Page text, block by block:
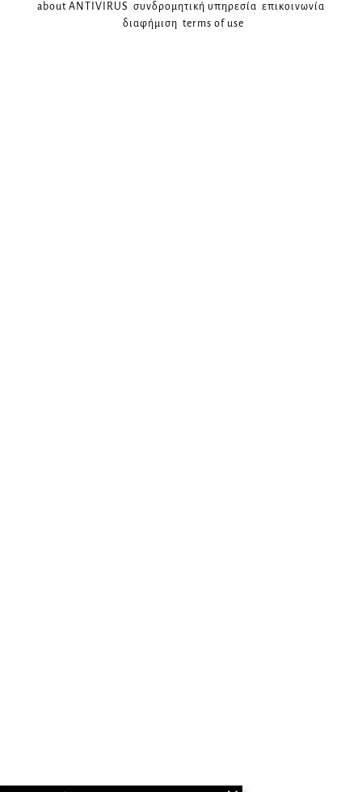
about ANTIVIRUS συνδρομητική υπηρεσία επικοινωνία
διαφήμιση terms of use